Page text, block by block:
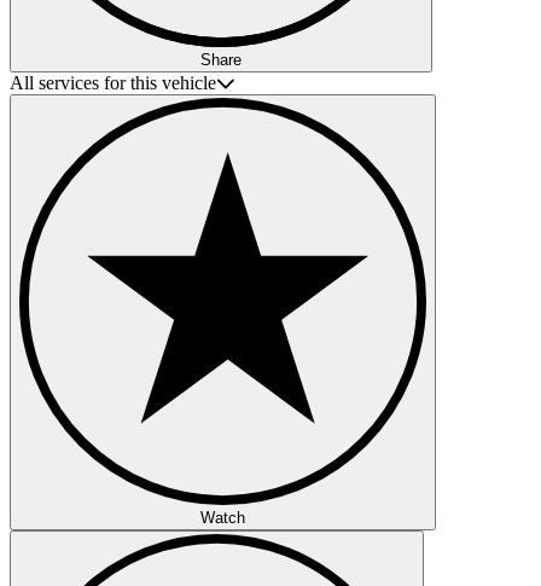
Share
All services for this vehicle
Watch